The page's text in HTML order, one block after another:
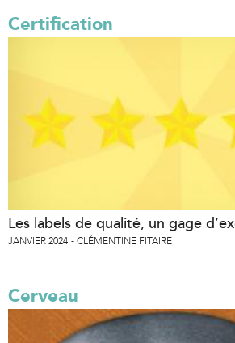
Certification
Les labels de qualité, un gage
JANVIER 2024 CLÉMENTINE FITAIRE
Cerveau